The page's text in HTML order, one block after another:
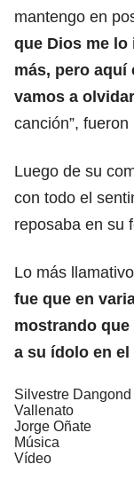
mantengo en
que Dios me lo
más, pero aquí
vamos a
canción”,
Luego de su
con todo el
reposaba en su
Lo más
fue que en
mostrando
a su ídolo en el
Silvestre Dangond
Vallenato
Jorge Oñate
Música
Vídeo